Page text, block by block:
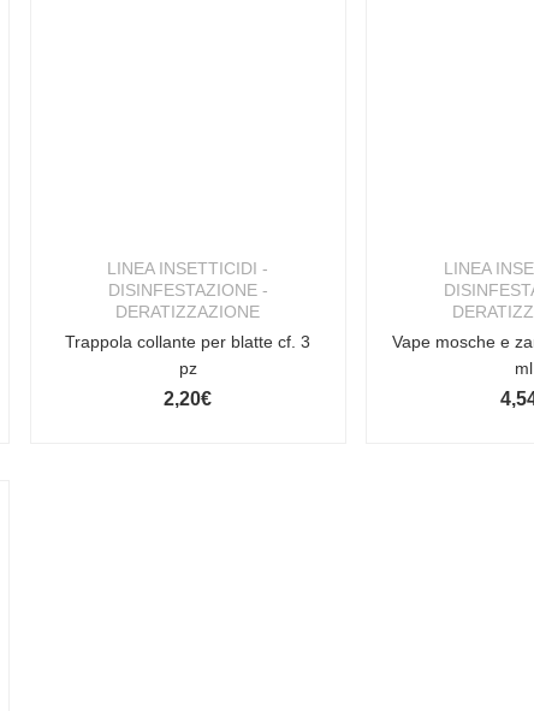
LINEA INSETTICIDI -
DISINFESTAZIONE -
DERATIZZAZIONE
Trappola collante per blatte cf. 3
pz
2,20€
LINEA
Vape mosche e
ml